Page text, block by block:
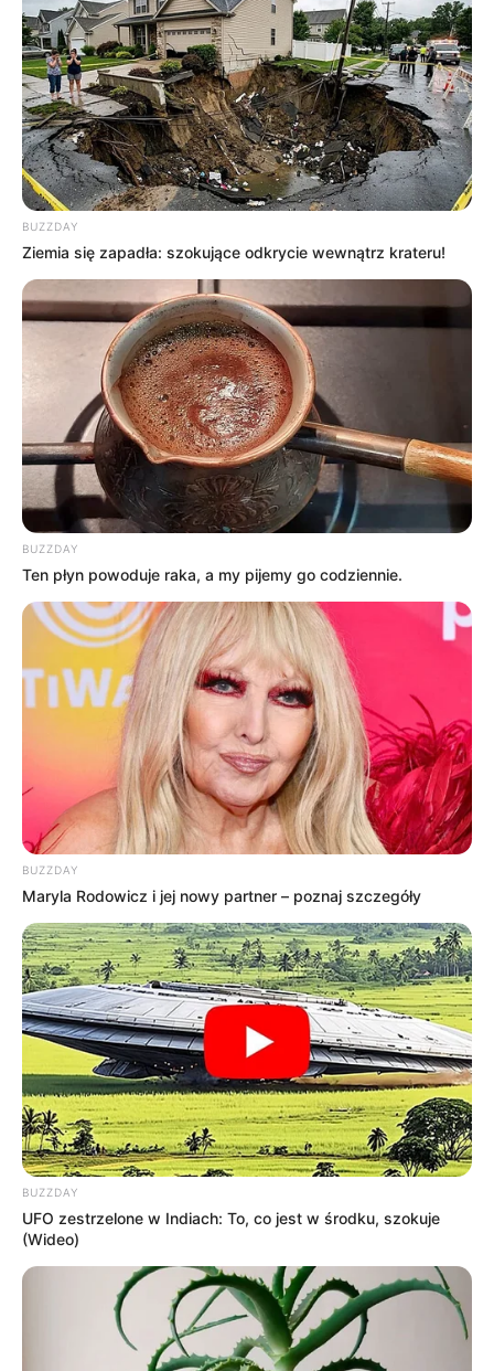
Jeśli znacie jeszcze jakieśinne zapowiedzi wydań 4K UHD
które ukazały sięw ostatnim tygodniu, dajcie znać
komentarzu . Wszystkiepoprzednie wpisy z seriiznajdziecie
na portalu pod dedykowanym tagiemCo nowego na 4K
UHD?
źródło: zdj.
OBSERWUJ NAS W GOOGLE NEWS, BY BYĆ NA
BIEŻĄCO!
Facebook Twitter Google+
Tagi: 4K UHD Batman Batman Forever
Batman i
Robin
Co nowego na 4K UHD?
Ghostbusters 2
Hellboy: Złota armia
James Bond
Król Skorpion Lego Przygoda 2
Pogromcy Duchów
Powrót Batmana
BUZZDAY
Ziemia się zapadła: szokujące odkrycie wewnątrz krateru!
BUZZDAY
Ten płyn powoduje raka, a my pijemy go codziennie.
BUZZDAY
Maryla Rodowicz i jej nowy partner – poznaj szczegóły
BUZZDAY
UFO zestrzelone w Indiach: To, co jest w środku, szokuje
(Wideo)